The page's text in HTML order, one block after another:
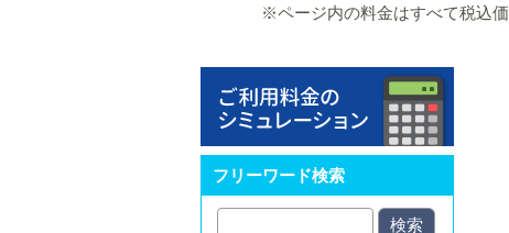
※ページ内の料金はすべて税込価
フリーワード検索